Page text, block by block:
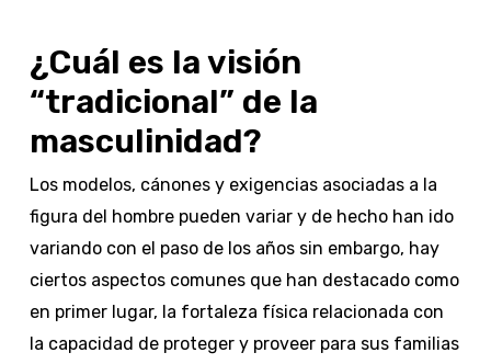
¿Cuál es la visión
“tradicional” de la
masculinidad?
Los modelos, cánones y exigencias asociadas a la
figura del hombre pueden variar y de hecho han ido
variando con el paso de los años sin embargo, hay
ciertos aspectos comunes que han destacado como
en primer lugar, la fortaleza física relacionada con
la capacidad de proteger y proveer para sus familias